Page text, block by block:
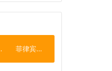
游 菲律宾移民局